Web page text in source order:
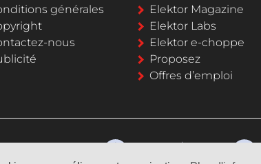
générales
nous
Elektor Magazine
Elektor Labs
Elektor e-choppe
Proposez
Offres d’emploi